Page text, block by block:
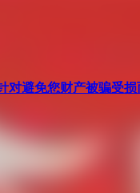
避免您财产被骗受